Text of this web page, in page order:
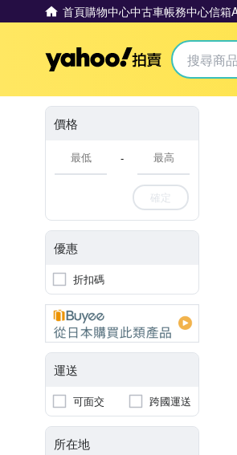
首頁購物中心中古車帳務中心信箱
Yahoo拍賣
價格
-
確定
優惠
折扣碼
運送
可面交 跨國運送
所在地